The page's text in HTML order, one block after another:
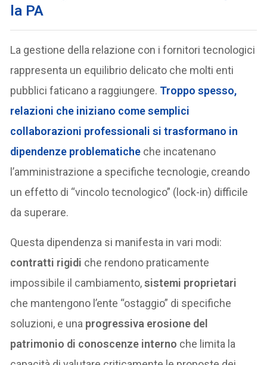
la PA
La gestione della relazione con i fornitori tecnologici
rappresenta un equilibrio delicato che molti enti
pubblici faticano a raggiungere. Troppo spesso,
relazioni che iniziano come semplici
collaborazioni professionali si trasformano in
dipendenze problematiche che incatenano
l’amministrazione a specifiche tecnologie, creando
un effetto di “vincolo tecnologico” (lock-in) difficile
da superare.
Questa dipendenza si manifesta in vari modi:
contratti rigidi che rendono praticamente
impossibile il cambiamento,sistemi proprietari
che mantengono l’ente “ostaggio” di specifiche
soluzioni, e una progressiva erosione del
patrimonio di conoscenze interno che limita la